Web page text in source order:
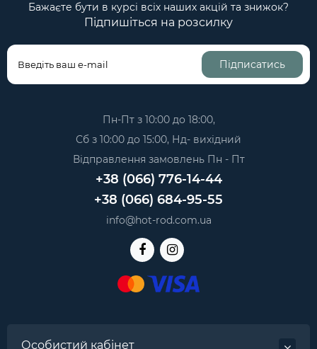
Бажаєте бути в курсі всіх наших акцій та знижок?
Підпишіться на розсилку
Підписатись
Пн-Пт з 10:00 до 18:00,
Сб з 10:00 до 15:00, Нд- вихідний
Відправлення замовлень Пн - Пт
+38 (066) 776-14-44
+38 (066) 684-95-55
info@hot-rod.com.ua
Особистий кабінет